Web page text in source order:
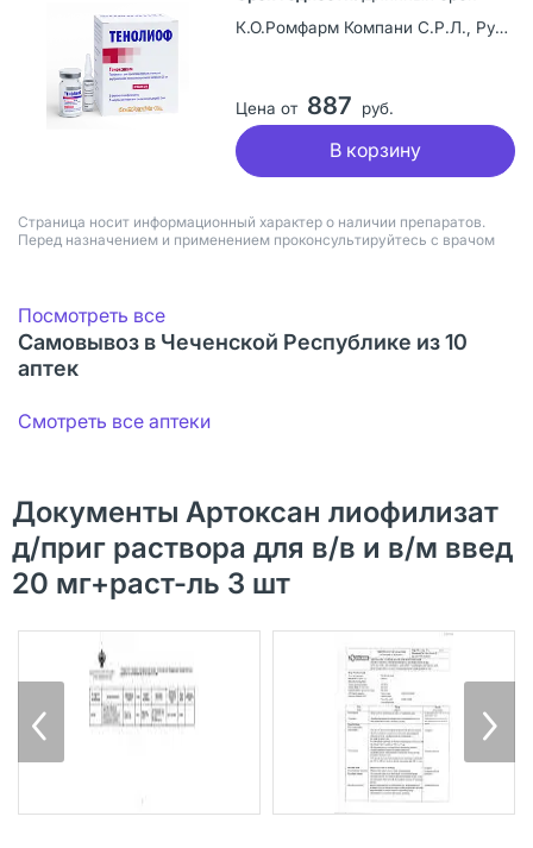
К.О.Ромфарм Компани С.Р.Л., Румыния
Цена от 887 руб.
В корзину
Страница носит информационный характер о наличии препаратов.
Перед назначением и применением проконсультируйтесь с врачом
Посмотреть все
Самовывоз в Чеченской Республике из 10
аптек
Смотреть все аптеки
Документы Артоксан лиофилизат
д/приг раствора для в/в и в/м введ
20 мг+раст-ль 3 шт